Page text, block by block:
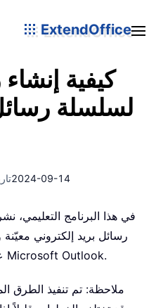
ExtendOffice
لسلسلة
2024-09-14
في هذا البرنامج التعليمي،
رسائل بريد إلكتروني
باستخدام Outlook على الويب أو Microsoft Outlook.
ملاحظة: تم تنفيذ الطرق